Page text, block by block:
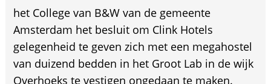
het College van B&W van de gemeente
Amsterdam het besluit om Clink Hotels
gelegenheid te geven zich met een megahostel
van duizend bedden in het Groot Lab in de wijk
Overhoeks te vestigen ongedaan te maken.